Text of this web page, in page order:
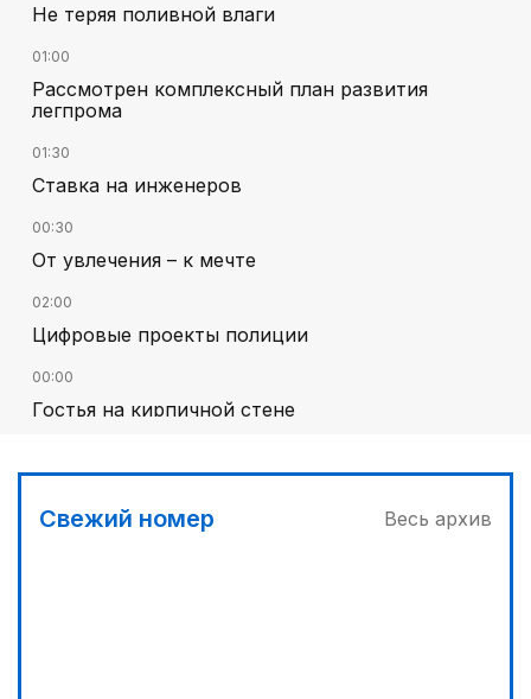
Не теряя поливной влаги
01:00
Рассмотрен комплексный план развития
легпрома
01:30
Ставка на инженеров
00:30
От увлечения – к мечте
02:00
Цифровые проекты полиции
00:00
Гостья на кирпичной стене
Тюркский культурный код в произведениях
Батухана Баймена
Свежий номер Весь архив